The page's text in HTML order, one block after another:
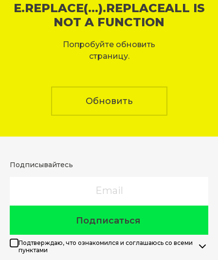
E.REPLACE(...).REPLACEALL IS
NOT A FUNCTION
Попробуйте обновить
страницу.
Обновить
Подписывайтесь
Подписаться
Подтверждаю, что ознакомился и соглашаюсь со всеми
пунктами